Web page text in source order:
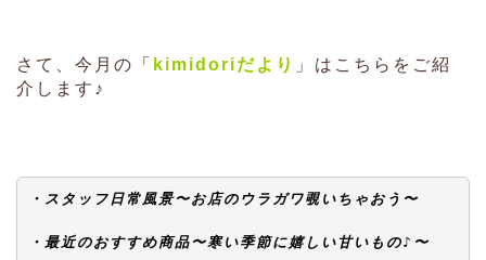
さて、今月の「 kimidoriだより 」はこちらをご紹
介します♪
・スタッフ日常風景〜お店のウラガワ覗いちゃおう〜
・最近のおすすめ商品〜寒い季節に嬉しい甘いもの♪〜